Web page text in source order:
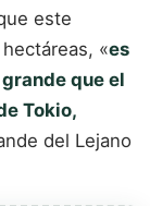
este
«es
que el
Tokio,
del Lejano